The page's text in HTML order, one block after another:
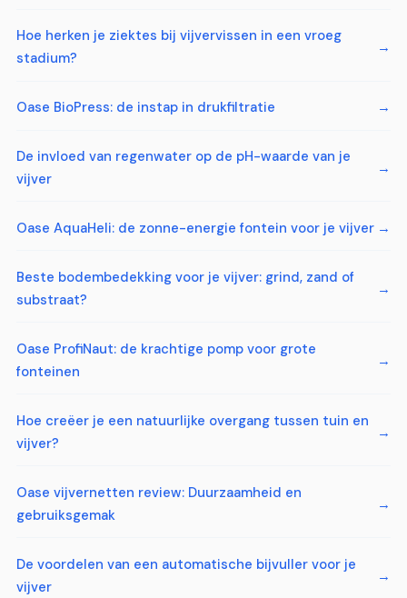
Hoe herken je ziektes bij vijvervissen in een vroeg
stadium?
Oase BioPress: de instap in drukfiltratie
De invloed van regenwater op de pH-waarde van je
vijver
Oase AquaHeli: de zonne-energie fontein voor je vijver
Beste bodembedekking voor je vijver: grind, zand of
substraat?
Oase ProfiNaut: de krachtige pomp voor grote
fonteinen
Hoe creëer je een natuurlijke overgang tussen tuin en
vijver?
Oase vijvernetten review: Duurzaamheid en
gebruiksgemak
De voordelen van een automatische bijvuller voor je
vijver